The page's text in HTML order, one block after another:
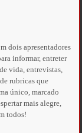
dois apresentadores
informar, entreter
vida, entrevistas,
rubricas que
único, marcado
mais alegre,
todos!